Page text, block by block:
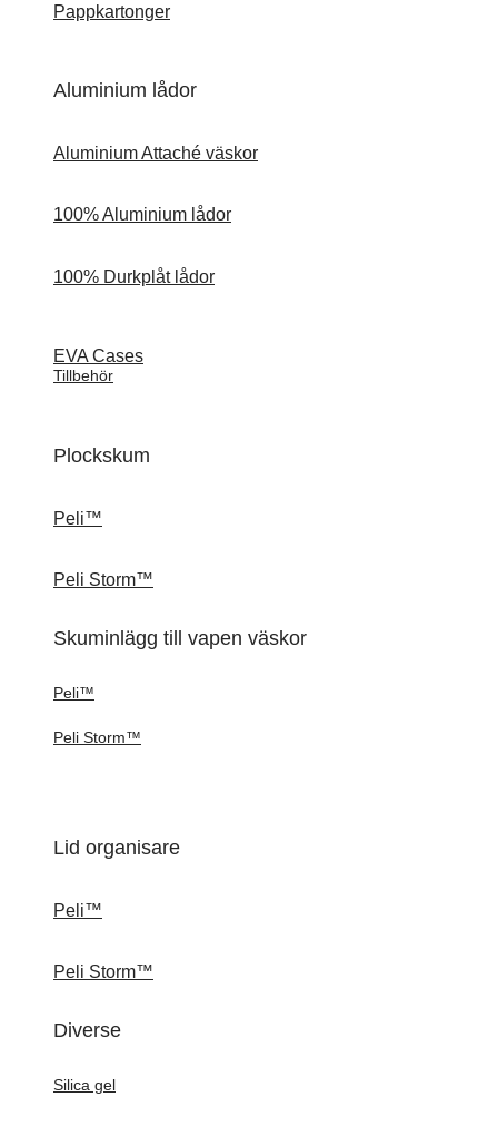
Pappkartonger
Aluminium lådor
Aluminium Attaché väskor
100% Aluminium lådor
100% Durkplåt lådor
EVA Cases
Tillbehör
Plockskum
Peli™
Peli Storm™
Skuminlägg till vapen väskor
Peli™
Peli Storm™
Lid organisare
Peli™
Peli Storm™
Diverse
Silica gel